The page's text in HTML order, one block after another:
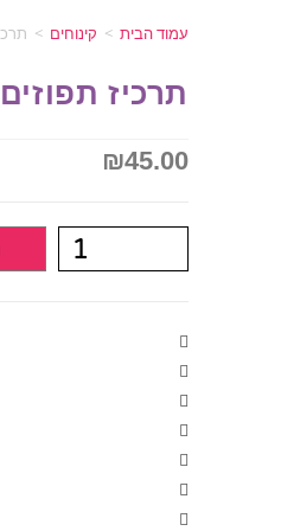
עמוד הבית > קינוחים >
תרכיז תפוזים
₪45.00